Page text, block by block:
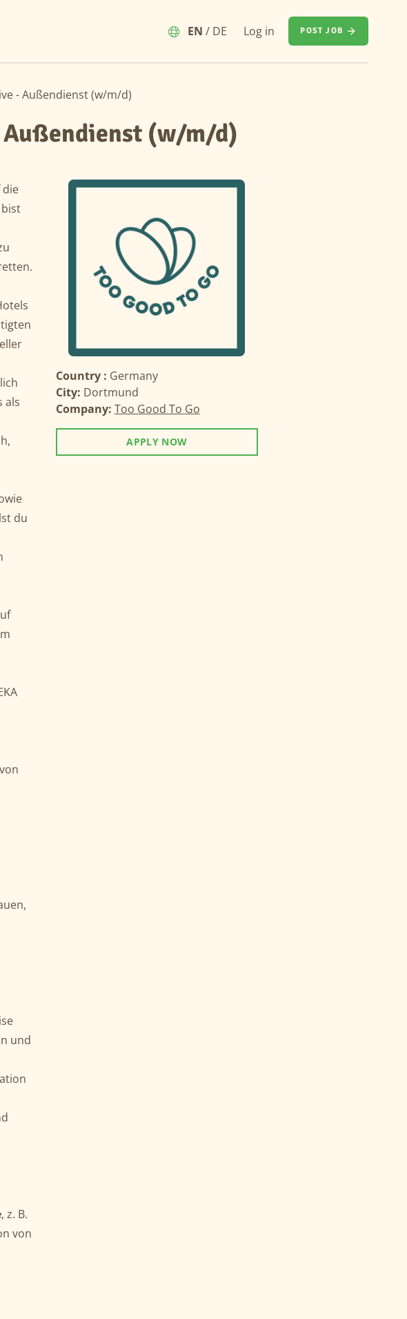
EN / DE Log in POST JOB
- Außendienst (w/m/d)
Außendienst (w/m/d)
die
als
du
und
, z. B.
von
Country : Germany
City: Dortmund
Company: Too Good To Go
APPLY NOW